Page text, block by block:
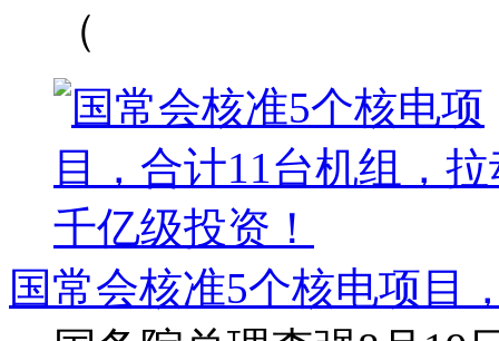
（
国常会核准5个核电项目